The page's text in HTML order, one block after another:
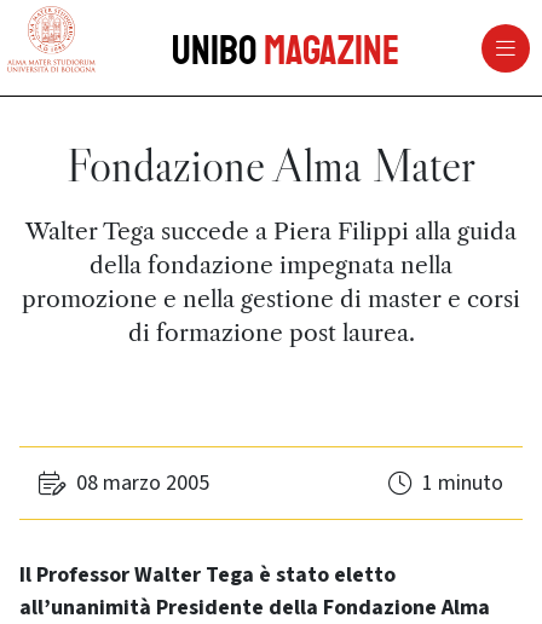
vai al contenuto della pagina
UniboMagazine
Fondazione Alma Mater
Walter Tega succede a Piera Filippi alla guida
della fondazione impegnata nella
promozione e nella gestione di master e corsi
di formazione post laurea.
08 marzo 2005 1 minuto
Il Professor Walter Tega è stato eletto
all’unanimità Presidente della Fondazione Alma